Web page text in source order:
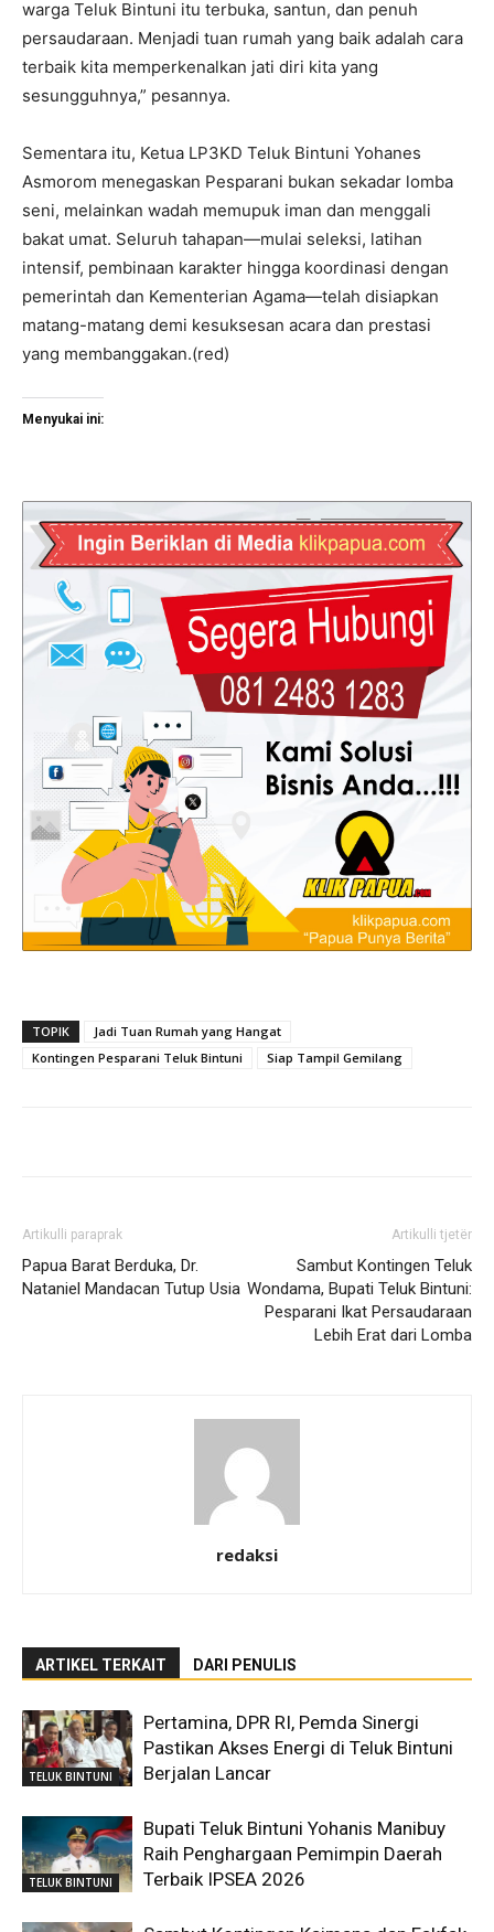
warga Teluk Bintuni itu terbuka, santun, dan penuh
persaudaraan. Menjadi tuan rumah yang baik adalah cara
terbaik kita memperkenalkan jati diri kita yang
sesungguhnya,” pesannya.
Sementara itu, Ketua LP3KD Teluk Bintuni Yohanes
Asmorom menegaskan Pesparani bukan sekadar lomba
seni, melainkan wadah memupuk iman dan menggali
bakat umat. Seluruh tahapan—mulai seleksi, latihan
intensif, pembinaan karakter hingga koordinasi dengan
pemerintah dan Kementerian Agama—telah disiapkan
matang-matang demi kesuksesan acara dan prestasi
yang membanggakan.(red)
Menyukai ini:
TOPIK
Jadi Tuan Rumah yang Hangat
Kontingen Pesparani Teluk Bintuni
Siap Tampil Gemilang
Artikulli paraprak
Papua Barat Berduka, Dr.
Nataniel Mandacan Tutup Usia
Artikulli tjetër
Sambut Kontingen Teluk
Wondama, Bupati Teluk Bintuni:
Pesparani Ikat Persaudaraan
Lebih Erat dari Lomba
redaksi
ARTIKEL TERKAIT DARI PENULIS
TELUK BINTUNI
Pertamina, DPR RI, Pemda Sinergi
Pastikan Akses Energi di Teluk Bintuni
Berjalan Lancar
TELUK BINTUNI
Bupati Teluk Bintuni Yohanis Manibuy
Raih Penghargaan Pemimpin Daerah
Terbaik IPSEA 2026